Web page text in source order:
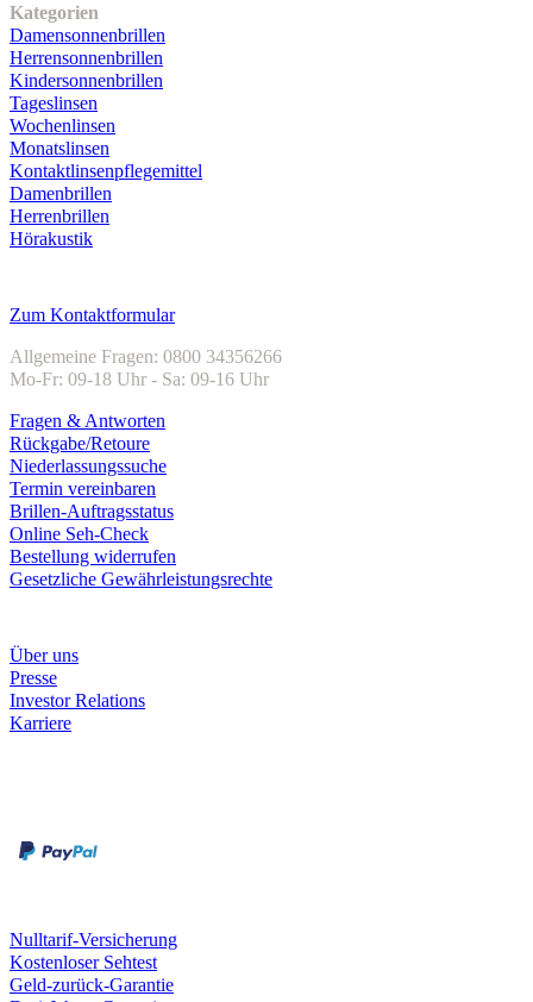
Kategorien
Damensonnenbrillen
Herrensonnenbrillen
Kindersonnenbrillen
Tageslinsen
Wochenlinsen
Monatslinsen
Kontaktlinsenpflegemittel
Damenbrillen
Herrenbrillen
Hörakustik
Zum Kontaktformular
Allgemeine Fragen: 0800 34356266
Mo-Fr: 09-18 Uhr - Sa: 09-16 Uhr
Fragen & Antworten
Rückgabe/Retoure
Niederlassungssuche
Termin vereinbaren
Brillen-Auftragsstatus
Online Seh-Check
Bestellung widerrufen
Gesetzliche Gewährleistungsrechte
Über uns
Presse
Investor Relations
Karriere
Nulltarif-Versicherung
Kostenloser Sehtest
Geld-zurück-Garantie